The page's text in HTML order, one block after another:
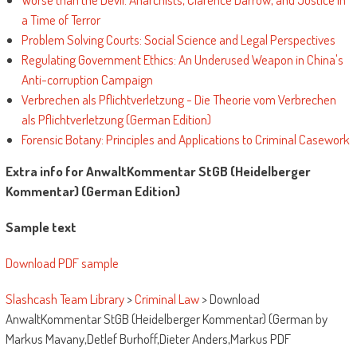
a Time of Terror
Problem Solving Courts: Social Science and Legal Perspectives
Regulating Government Ethics: An Underused Weapon in China's
Anti-corruption Campaign
Verbrechen als Pflichtverletzung - Die Theorie vom Verbrechen
als Pflichtverletzung (German Edition)
Forensic Botany: Principles and Applications to Criminal Casework
Extra info for AnwaltKommentar StGB (Heidelberger
Kommentar) (German Edition)
Sample text
Download PDF sample
Slashcash Team Library>Criminal Law>Download
AnwaltKommentar StGB (Heidelberger Kommentar) (German by
Markus Mavany,Detlef Burhoff,Dieter Anders,Markus PDF